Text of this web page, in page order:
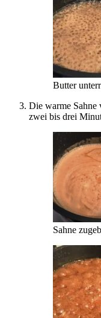
Butter
Die warme Sahne
zwei bis drei
Sahne